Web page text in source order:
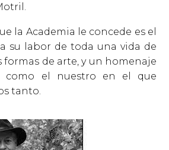
la Academia le concede es el
su labor de toda una vida de
formas de arte, y un homenaje
como el nuestro en el que
tanto.